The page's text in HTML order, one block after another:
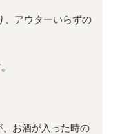
、アウターいらずの
お酒が入った時の